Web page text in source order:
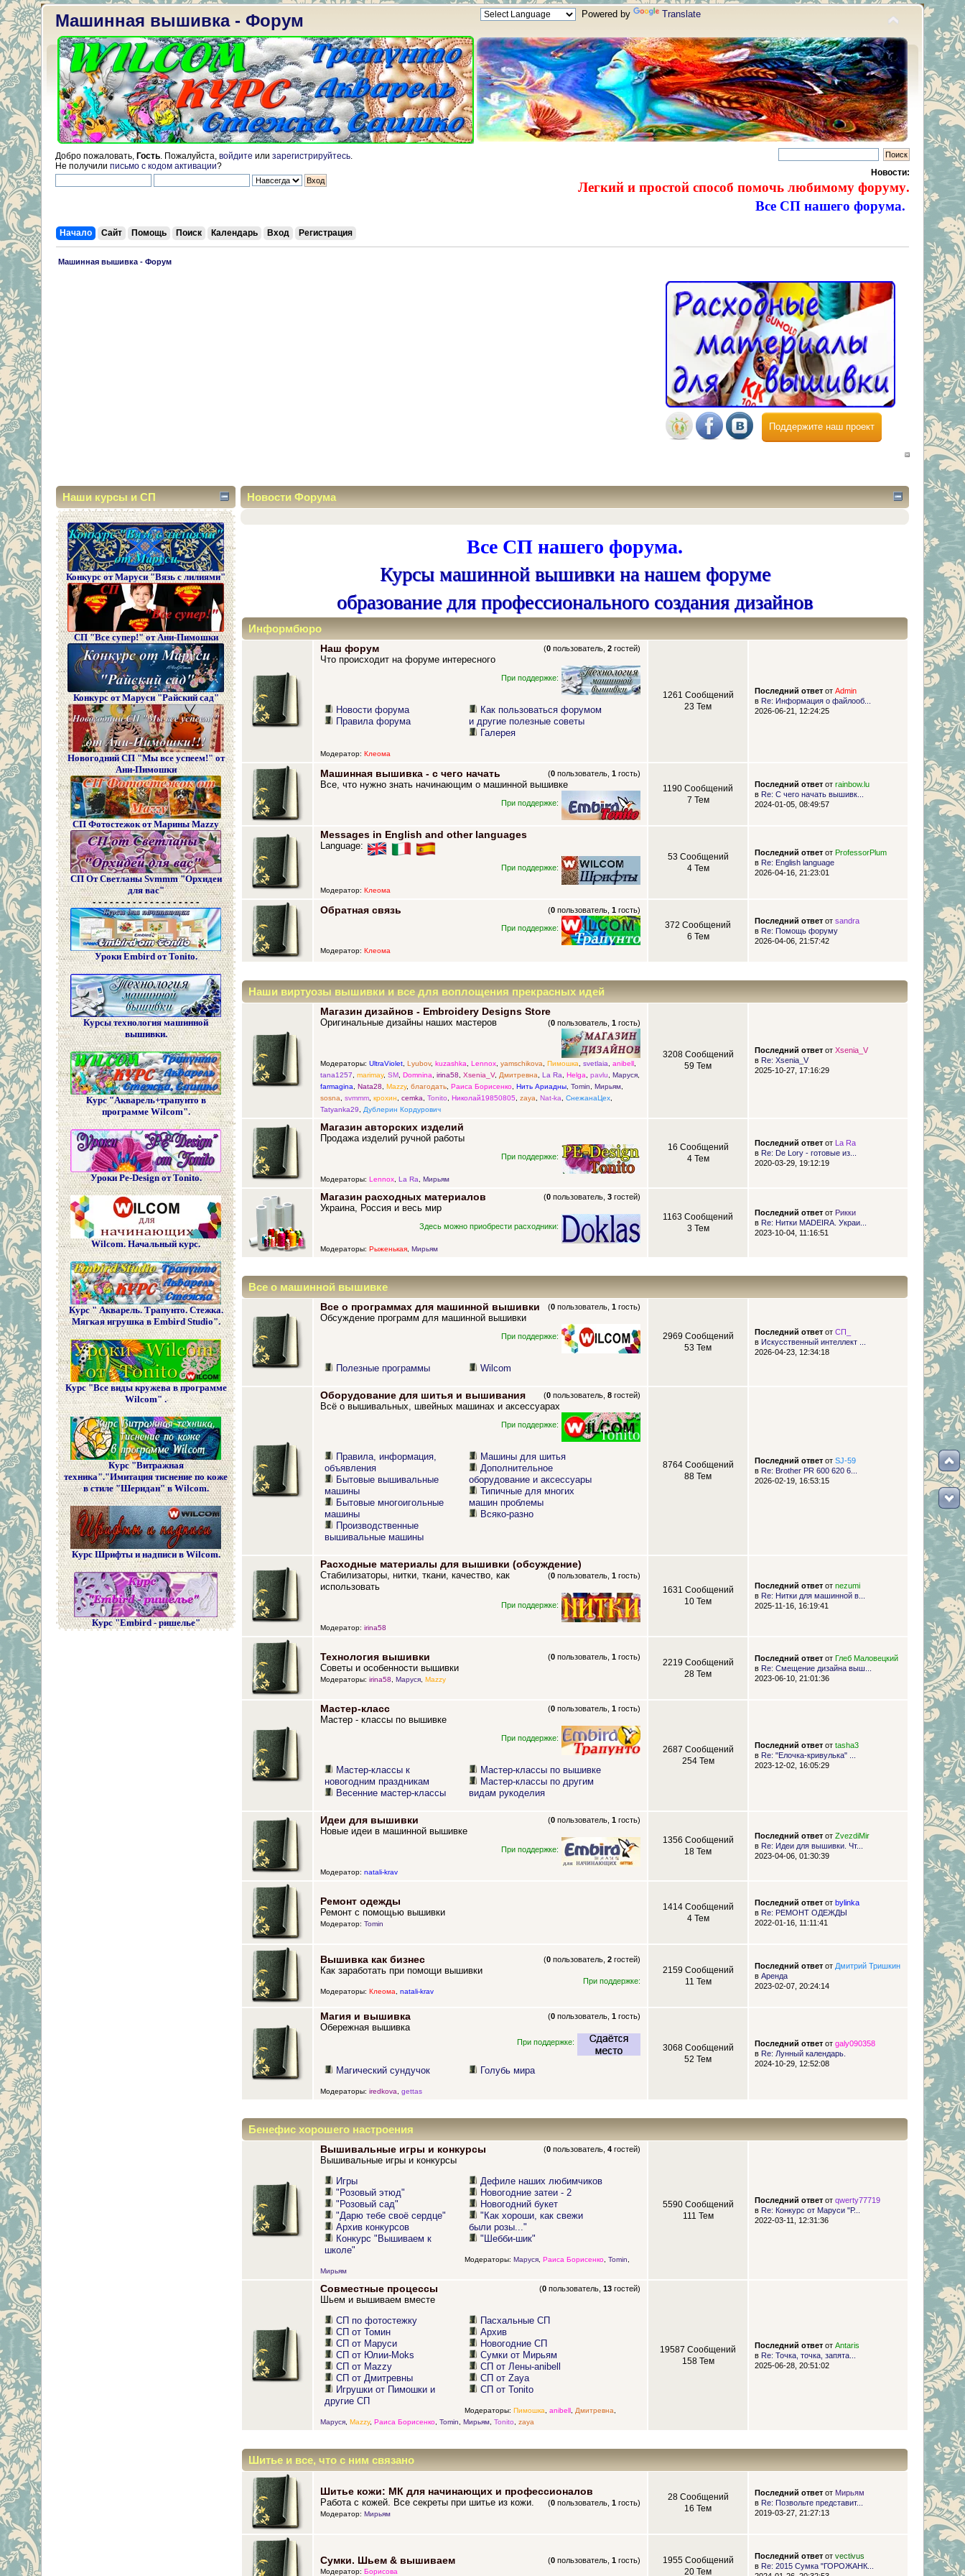
Машинная вышивка - Форум Powered by Translate
Добро пожаловать, Гость . Пожалуйста, войдите или зарегистрируйтесь
Не получили письмо с кодом активации?
Новости:
Легкий и простой способ помочь любимому форуму.
Все СП нашего форума.
Начало Сайт Помощь Поиск Календарь Вход Регистрация
Машинная вышивка - Форум
Поддержите наш проект
Наши курсы и СП
Конкурс от Маруси "Вязь с лилиями"
СП "Все супер!" от Ани-Пимошки
Конкурс от Маруси "Райский сад"
Новогодний СП "Мы все успеем!" от
Ани-Пимошки
СП Фотостежок от Марины Mazzy
СП От Светланы Svmmm "Орхидеи
для вас"
- - - - - - - - - - - - - - - - - - -
Уроки Embird от Tonito.
Курсы технология машинной
вышивки.
Курс "Акварель+трапунто в
программе Wilcom".
Уроки Pe-Design от Tonito.
Wilcom. Начальный курс.
Курс " Акварель. Трапунто. Стежка.
Мягкая игрушка в Embird Studio".
Курс "Все виды кружева в программе
Wilcom" .
Курс "Витражная
техника"."Имитация тиснение по коже
в стиле "Шеридан" в Wilcom.
Курс Шрифты и надписи в Wilcom.
Курс "Embird - ришелье"
Новости Форума
Все СП нашего форума.
Курсы машинной вышивки на нашем форуме
образование для профессионального создания дизайнов
Информбюро
Наш форум (0 пользователь,2 гостей)
Что происходит на форуме интересного
При поддержке:
Новости форума
Правила форума
Как пользоваться форумом
и другие полезные советы
Галерея
Модератор: Клеома
1261 Сообщений
23 Тем
Последний ответот Admin
в Re: Информация о файлооб...
2026-06-21, 12:24:25
Машинная вышивка - с чего начать (0 пользователь,1 гость)
Все, что нужно знать начинающим о машинной вышивке
При поддержке:
1190 Сообщений
7 Тем
Последний ответот rainbow.lu
в Re: С чего начать вышивк...
2024-01-05, 08:49:57
Messages in English and other languages
Language:
При поддержке:
Модератор: Клеома
53 Сообщений
4 Тем
Последний ответот ProfessorPlum
в Re: English language
2026-04-16, 21:23:01
Обратная связь (0 пользователь,1 гость)
При поддержке:
Модератор: Клеома
372 Сообщений
6 Тем
Последний ответот sandra
в Re: Помощь форуму
2026-04-06, 21:57:42
Наши виртуозы вышивки и все для воплощения прекрасных идей
Магазин дизайнов - Embroidery Designs Store
(0 пользователь,1 гость)
Оригинальные дизайны наших мастеров
Модераторы: UltraViolet, Lyubov, kuzashka, Lennox, yamschikova, Пимошка, svetlaia, anibell,
tana1257, marimay, SM, Domnina, irina58, Xsenia_V, Дмитревна, La Ra, Helga, pavlu, Маруся,
farmagina, Nata28, Mazzy, благодать, Раиса Борисенко, Нить Ариадны, Tomin, Мирьям,
sosna, svmmm, крохин, cemka, Tonito, Николай19850805, zaya, Nat-ka, СнежанаЦех,
Tatyanka29, Дублерин Кордурович
3208 Сообщений
59 Тем
Последний ответот Xsenia_V
в Re: Xsenia_V
2025-10-27, 17:16:29
Магазин авторских изделий
Продажа изделий ручной работы
При поддержке:
Модераторы: Lennox, La Ra, Мирьям
16 Сообщений
4 Тем
Последний ответот
La Ra
в Re: De Lory - готовые из...
2020-03-29, 19:12:19
Магазин расходных материалов (0 пользователь,3 гостей)
Украина, Россия и весь мир
Здесь можно приобрести расходники:
Модераторы: Рыженькая, Мирьям
1163 Сообщений
3 Тем
Последний ответот Рикки
в Re: Нитки MADEIRA. Украи...
2023-10-04, 11:16:51
Все о машинной вышивке
Все о программах для машинной вышивки (0 пользователь,1 гость)
Обсуждение программ для машинной вышивки
При поддержке:
Полезные программы Wilcom
2969 Сообщений
53 Тем
Последний ответот СП_
в Искусственный интеллект ...
2026-04-23, 12:34:18
Оборудование для шитья и вышивания (0 пользователь,8 гостей)
Всё о вышивальных, швейных машинах и аксессуарах
При поддержке:
Правила, информация,
объявления
Бытовые вышивальные
машины
Бытовые многоигольные
машины
Производственные
вышивальные машины
Машины для шитья
Дополнительное
оборудование и аксессуары
Типичные для многих
машин проблемы
Всяко-разно
8764 Сообщений
88 Тем
Последний ответот SJ-59
в Re: Brother PR 600 620 6...
2026-02-19, 16:53:15
Расходные материалы для вышивки (обсуждение)
(0 пользователь,1 гость)
Стабилизаторы, нитки, ткани, качество, как
использовать
При поддержке:
Модератор: irina58
1631 Сообщений
10 Тем
Последний ответот nezumi
в Re: Нитки для машинной в...
2025-11-16, 16:19:41
Технология вышивки (0 пользователь,1 гость)
Советы и особенности вышивки
Модераторы: irina58, Маруся, Mazzy
2219 Сообщений
28 Тем
Последний ответот Глеб Маловецкий
в Re: Смещение дизайна выш...
2023-06-10, 21:01:36
Мастер-класс (0 пользователь,1 гость)
Мастер - классы по вышивке
При поддержке:
Мастер-классы к
новогодним праздникам
Весенние мастер-классы
Мастер-классы по вышивке
Мастер-классы по другим
видам рукоделия
2687 Сообщений
254 Тем
Последний ответот tasha3
в Re: "Елочка-кривулька" ...
2023-12-02, 16:05:29
Идеи для вышивки (0 пользователь,1 гость)
Новые идеи в машинной вышивке
При поддержке:
Модератор: natali-krav
1356 Сообщений
18 Тем
Последний ответот ZvezdiMir
в Re: Идеи для вышивки. Чт...
2023-04-06, 01:30:39
Ремонт одежды
Ремонт с помощью вышивки
Модератор: Tomin
1414 Сообщений
4 Тем
Последний ответот bylinka
в Re: РЕМОНТ ОДЕЖДЫ
2022-01-16, 11:11:41
Вышивка как бизнес (0 пользователь,2 гостей)
Как заработать при помощи вышивки
При поддержке:
Модераторы: Клеома, natali-krav
2159 Сообщений
11 Тем
Последний ответот Дмитрий Тришкин
в Аренда
2023-02-07, 20:24:14
Магия и вышивка (0 пользователь,1 гость)
Обережная вышивка
При поддержке:
Магический сундучок Голубь мира
Модераторы: iredkova gettas
3068 Сообщений
52 Тем
Последний ответот galy090358
в Re: Лунный календарь.
2024-10-29, 12:52:08
Бенефис хорошего настроения
Вышивальные игры и конкурсы (0 пользователь,4 гостей)
Вышивальные игры и конкурсы
Игры
"Розовый этюд"
"Розовый сад"
"Дарю тебе своё сердце"
Архив конкурсов
Конкурс "Вышиваем к
школе"
Дефиле наших любимчиков
Новогодние затеи - 2
Новогодний букет
"Как хороши, как свежи
были розы..."
"Шебби-шик"
Модераторы: Маруся, Раиса Борисенко, Tomin
Мирьям
5590 Сообщений
111 Тем
Последний ответот qwerty77719
в Re: Конкурс от Маруси "Р...
2022-03-11, 12:31:36
Совместные процессы (0 пользователь,13 гостей)
Шьем и вышиваем вместе
СП по фотостежку
СП от Томин
СП от Маруси
СП от Юлии-Moks
СП от Mazzy
СП от Дмитревны
Игрушки от Пимошки и
другие СП
Пасхальные СП
Архив
Новогодние СП
Сумки от Мирьям
СП от Лены-anibell
СП от Zaya
СП от Tonito
Модераторы: Пимошка anibell, Дмитревна
Маруся, Mazzy, Раиса Борисенко, Tomin Мирьям, Tonito zaya
19587 Сообщений
158 Тем
Последний ответот Antaris
в Re: Точка, точка, запята...
2025-06-28, 20:51:02
Шитье и все, что с ним связано
Шитье кожи: МК для начинающих и профессионалов
(0 пользователь,1 гость)
Работа с кожей. Все секреты при шитье из кожи.
Модератор: Мирьям
28 Сообщений
16 Тем
Последний ответот Мирьям
в Re: Позвольте представит...
2019-03-27, 21:27:13
Сумки. Шьем & вышиваем (0 пользователь,1 гость)
Модератор: Борисова
1955 Сообщений
20 Тем
Последний ответот vectivus
в Re: 2015 Сумка "ГОРОЖАНК...